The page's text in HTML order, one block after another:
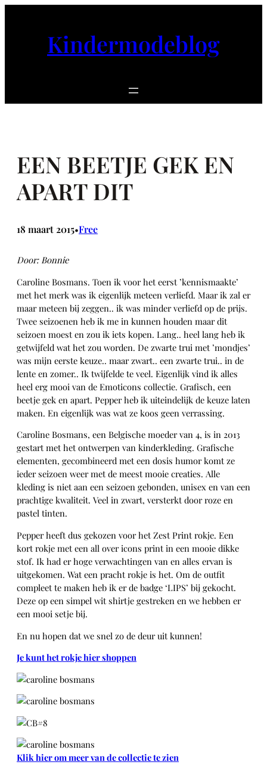
Kindermodeblog
EEN BEETJE GEK EN
APART DIT
18 maart 2015•Free
Door: Bonnie
Caroline Bosmans. Toen ik voor het eerst ’kennismaakte’
met het merk was ik eigenlijk meteen verliefd. Maar ik zal er
maar meteen bij zeggen.. ik was minder verliefd op de prijs.
Twee seizoenen heb ik me in kunnen houden maar dit
seizoen moest en zou ik iets kopen. Lang.. heel lang heb ik
getwijfeld wat het zou worden. De zwarte trui met ’mondjes’
was mijn eerste keuze.. maar zwart.. een zwarte trui.. in de
lente en zomer.. Ik twijfelde te veel. Eigenlijk vind ik alles
heel erg mooi van de Emoticons collectie. Grafisch, een
beetje gek en apart. Pepper heb ik uiteindelijk de keuze laten
maken. En eigenlijk was wat ze koos geen verrassing.
Caroline Bosmans, een Belgische moeder van 4, is in 2013
gestart met het ontwerpen van kinderkleding. Grafische
elementen, gecombineerd met een dosis humor komt ze
ieder seizoen weer met de meest mooie creaties. Alle
kleding is niet aan een seizoen gebonden, unisex en van een
prachtige kwaliteit. Veel in zwart, versterkt door roze en
pastel tinten.
Pepper heeft dus gekozen voor het Zest Print rokje. Een
kort rokje met een all over icons print in een mooie dikke
stof. Ik had er hoge verwachtingen van en alles ervan is
uitgekomen. Wat een pracht rokje is het. Om de outfit
compleet te maken heb ik er de badge ‘LIPS’ bij gekocht.
Deze op een simpel wit shirtje gestreken en we hebben er
een mooi setje bij.
En nu hopen dat we snel zo de deur uit kunnen!
Je kunt het rokje hier shoppen
Klik hier om meer van de collectie te zien